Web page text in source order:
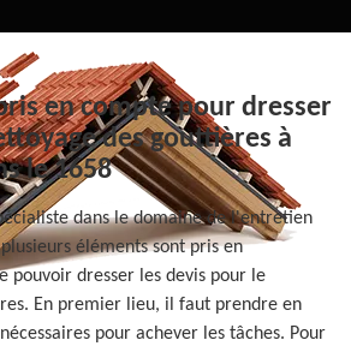
en compte pour dresser
des gouttières à
le 1658
dans le domaine de l'entretien
éléments sont pris en
pouvoir dresser les devis pour le
En premier lieu, il faut prendre en
pour achever les tâches. Pour